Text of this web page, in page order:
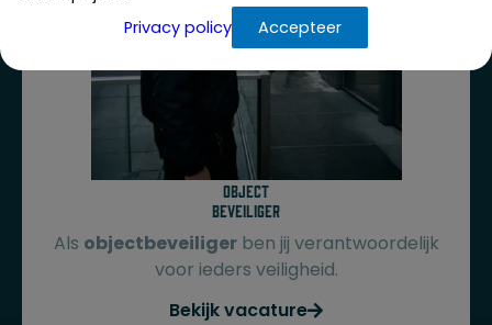
Object
beveiliger
Als objectbeveiligerben jij verantwoordelijk
voor ieders veiligheid.
Bekijk vacature
Privacy policy
Accepteer